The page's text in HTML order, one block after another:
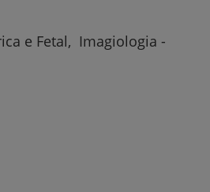
e Fetal, Imagiologia -